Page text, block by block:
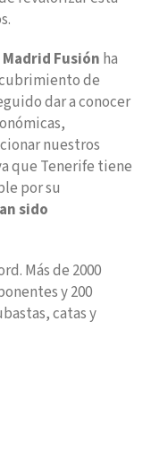
Fusión ha
de
dar a conocer
nuestros
que Tenerife tiene
por su
sido
Más de 2000
y 200
catas y